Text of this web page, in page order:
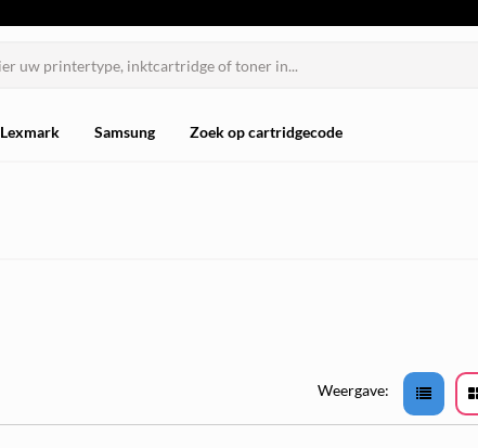
Lexmark Samsung Zoek op cartridgecode
Weergave: